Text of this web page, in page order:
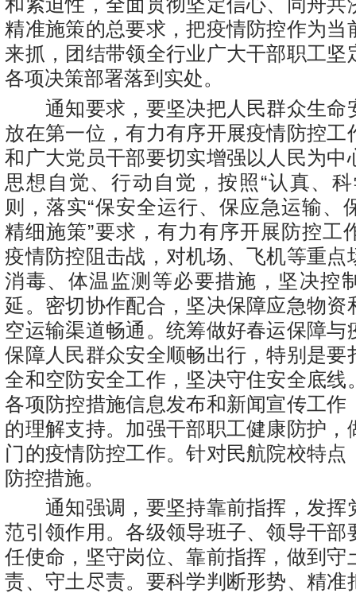
和紧迫性，全面贯彻坚定信心、同舟共
精准施策的总要求，把疫情防控作为当
来抓，团结带领全行业广大干部职工坚
各项决策部署落到实处。
通知要求，要坚决把人民群众生命
放在第一位，有力有序开展疫情防控工
和广大党员干部要切实增强以人民为中
思想自觉、行动自觉，按照“认真、
则，落实“保安全运行、保应急运输、
精细施策”要求，有力有序开展防控工
疫情防控阻击战，对机场、飞机等重点
消毒、体温监测等必要措施，坚决控
延。密切协作配合，坚决保障应急物资
空运输渠道畅通。统筹做好春运保障与
保障人民群众安全顺畅出行，特别是要
全和空防安全工作，坚决守住安全底线
各项防控措施信息发布和新闻宣传工作
的理解支持。加强干部职工健康防护，
门的疫情防控工作。针对民航院校特点
防控措施。
通知强调，要坚持靠前指挥，发挥
范引领作用。各级领导班子、领导干部
任使命，坚守岗位、靠前指挥，做到守
责、守土尽责。要科学判断形势、精准